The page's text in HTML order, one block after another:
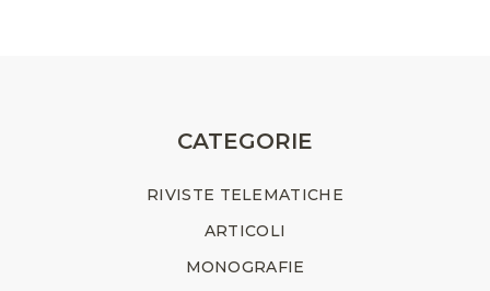
CATEGORIE
RIVISTE TELEMATICHE
ARTICOLI
MONOGRAFIE